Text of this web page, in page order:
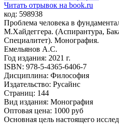
Читать отрывок на book.ru
код: 598938
Проблема человека в
М.Хайдеггера. (Аспирантура,
Специалитет). Монография.
Емельянов А.С.
Год издания: 2021 г.
ISBN: 978-5-4365-6406-7
Дисциплина: Философия
Издательство: Русайнс
Страниц: 144
Вид издания: Монография
Оптовая цена: 1000 руб
Основная цель настоящего